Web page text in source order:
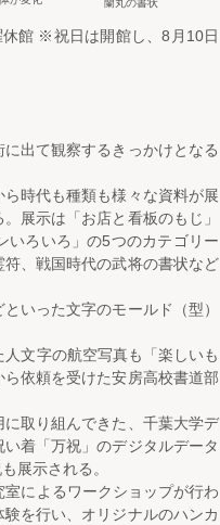
蘭丸の書状
館 ※祝日は開館し、8月10日
出て観察するきっかけとなる
時代も種類も様々な資料が展
展示は「お店と看板のもじ」
いろいろ」の5つのカテゴリー
、戦国時代の武将の書状など
いった文字のモールド（型）
文字の航空写真も「楽しいも
依頼を受けた安房高校書道部
取り組んできた、千葉大学デ
着「万祝」のデジタルデータ
展示される。
によるワークショップが行わ
を行い、オリジナルのハンカ